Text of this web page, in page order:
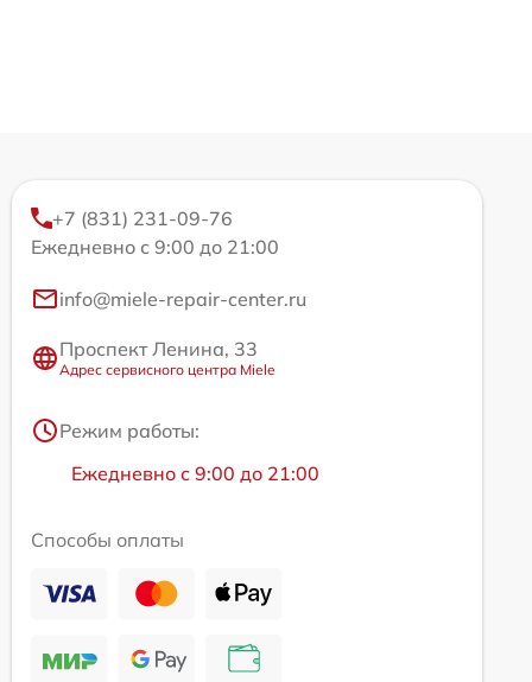
+7 (831) 231-09-76
Ежедневно с 9:00 до 21:00
info@miele-repair-center.ru
Проспект Ленина, 33
Адрес сервисного центра Miele
Режим работы:
Ежедневно с 9:00 до 21:00
Способы оплаты